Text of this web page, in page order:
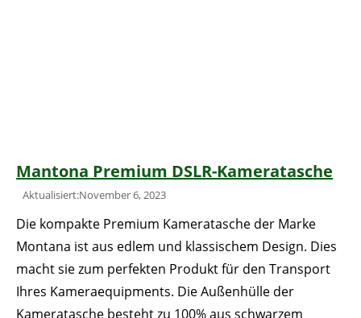
Mantona Premium DSLR-Kameratasche
Aktualisiert:November 6, 2023
Die kompakte Premium Kameratasche der Marke
Montana ist aus edlem und klassischem Design. Dies
macht sie zum perfekten Produkt für den Transport
Ihres Kameraequipments. Die Außenhülle der
Kameratasche besteht zu 100% aus schwarzem